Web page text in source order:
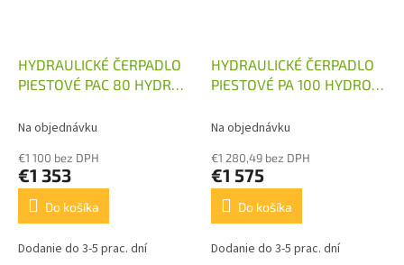
HYDRAULICKÉ ČERPADLO
PIESTOVÉ PAC 80 HYDRO
Na objednávku
€1 100 bez DPH
€1 353
Do košíka
Dodanie do 3-5 prac. dní
HYDRAULICKÉ ČERPADLO
PIESTOVÉ PA 100 HYDRO
Na objednávku
€1 280,49 bez DPH
€1 575
Do košíka
Dodanie do 3-5 prac. dní